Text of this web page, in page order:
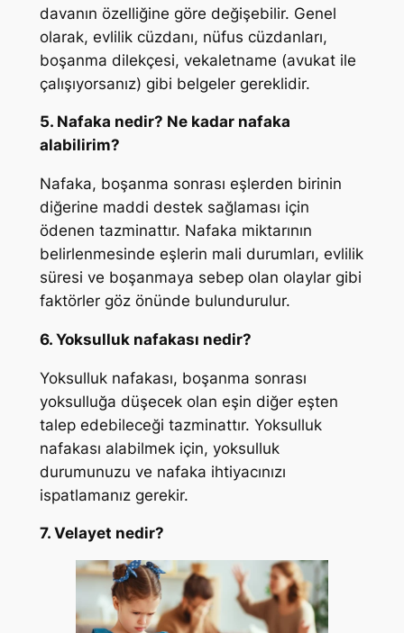
davanın özelliğine göre değişebilir. Genel
olarak, evlilik cüzdanı, nüfus cüzdanları,
boşanma dilekçesi, vekaletname (avukat ile
çalışıyorsanız) gibi belgeler gereklidir.
5. Nafaka nedir? Ne kadar nafaka
alabilirim?
Nafaka, boşanma sonrası eşlerden birinin
diğerine maddi destek sağlaması için
ödenen tazminattır. Nafaka miktarının
belirlenmesinde eşlerin mali durumları, evlilik
süresi ve boşanmaya sebep olan olaylar gibi
faktörler göz önünde bulundurulur.
6. Yoksulluk nafakası nedir?
Yoksulluk nafakası, boşanma sonrası
yoksulluğa düşecek olan eşin diğer eşten
talep edebileceği tazminattır. Yoksulluk
nafakası alabilmek için, yoksulluk
durumunuzu ve nafaka ihtiyacınızı
ispatlamanız gerekir.
7. Velayet nedir?